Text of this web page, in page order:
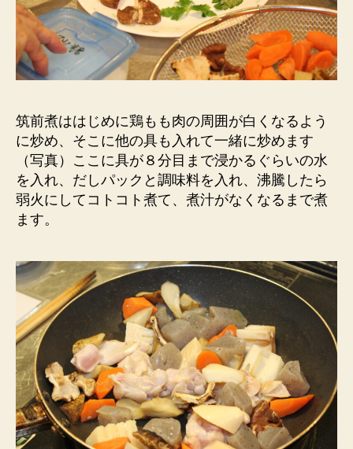
筑前煮ははじめに鶏もも肉の周囲が白くなるよう
に炒め、そこに他の具も入れて一緒に炒めます
（写真）ここに具が８分目まで浸かるぐらいの水
を入れ、だしパックと調味料を入れ、沸騰したら
弱火にしてコトコト煮て、煮汁がなくなるまで煮
ます。